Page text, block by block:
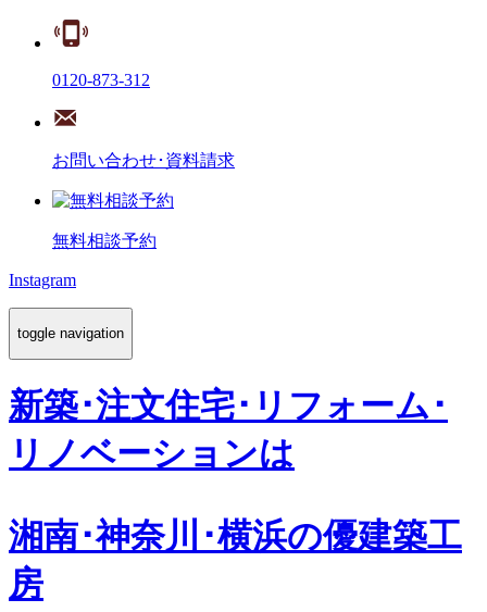
0120-873-312
お問い合わせ･資料請求
無料相談予約
Instagram
toggle navigation
新築･注文住宅･リフォーム･
リノベーションは
湘南･神奈川･横浜の優建築工
房